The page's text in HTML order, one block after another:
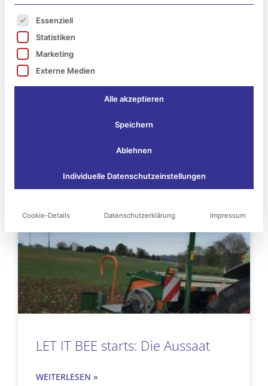
Das könnte Sie vielleicht
auch interessieren:
LET IT BEE starts: Die Aussaat
WEITERLESEN »
Seite SeiteSeiteSeiteSeite Seite
Es folgt eine Liste der Service-Gruppen, für die
Essenziell
Statistiken
Marketing
Externe Medien
Alle akzeptieren
Speichern
Ablehnen
Individuelle Datenschutzeinstellungen
Cookie-Details Datenschutzerklärung Impressum